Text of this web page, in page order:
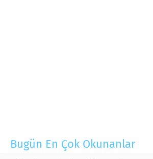
Bugün En Çok Okunanlar